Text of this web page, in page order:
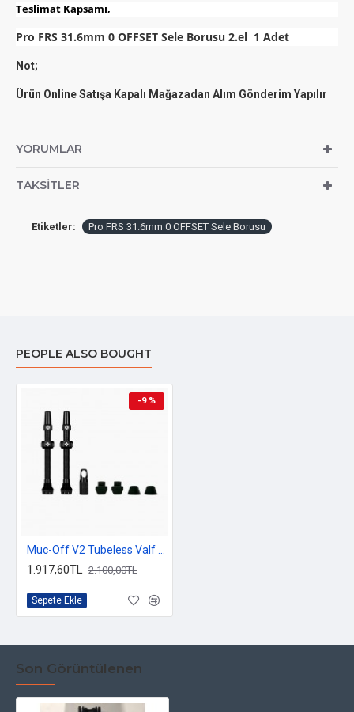
Teslimat Kapsamı,
Pro FRS 31.6mm 0 OFFSET Sele Borusu 2.el 1 Adet
Not;
Ürün Online Satışa Kapalı Mağazadan Alım Gönderim Yapılır
YORUMLAR
TAKSITLER
Etiketler: Pro FRS 31.6mm 0 OFFSET Sele Borusu
PEOPLE ALSO BOUGHT
-9 %
1.917,60TL 2.100,00TL
Sepete Ekle
Son Görüntülenen